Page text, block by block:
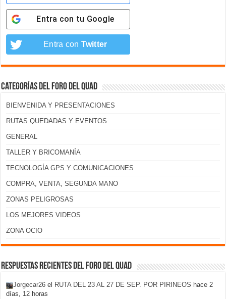
Entra con tu Google
Entra con Twitter
Categorías del foro del Quad
BIENVENIDA Y PRESENTACIONES
RUTAS QUEDADAS Y EVENTOS
GENERAL
TALLER Y BRICOMANÍA
TECNOLOGÍA GPS Y COMUNICACIONES
COMPRA, VENTA, SEGUNDA MANO
ZONAS PELIGROSAS
LOS MEJORES VIDEOS
ZONA OCIO
Respuestas recientes del foro del Quad
Jorgecar26 el RUTA DEL 23 AL 27 DE SEP. POR PIRINEOS hace 2
días, 12 horas